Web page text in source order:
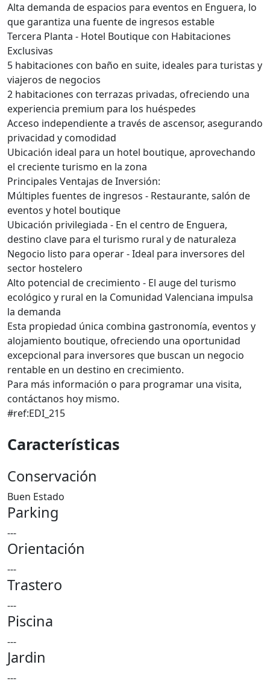
Alta demanda de espacios para eventos en Enguera, lo
que garantiza una fuente de ingresos estable
Tercera Planta - Hotel Boutique con Habitaciones
Exclusivas
5 habitaciones con baño en suite, ideales para turistas y
viajeros de negocios
2 habitaciones con terrazas privadas, ofreciendo una
experiencia premium para los huéspedes
Acceso independiente a través de ascensor, asegurando
privacidad y comodidad
Ubicación ideal para un hotel boutique, aprovechando
el creciente turismo en la zona
Principales Ventajas de Inversión:
Múltiples fuentes de ingresos - Restaurante, salón de
eventos y hotel boutique
Ubicación privilegiada - En el centro de Enguera,
destino clave para el turismo rural y de naturaleza
Negocio listo para operar - Ideal para inversores del
sector hostelero
Alto potencial de crecimiento - El auge del turismo
ecológico y rural en la Comunidad Valenciana impulsa
la demanda
Esta propiedad única combina gastronomía, eventos y
alojamiento boutique, ofreciendo una oportunidad
excepcional para inversores que buscan un negocio
rentable en un destino en crecimiento.
Para más información o para programar una visita,
contáctanos hoy mismo.
#ref:EDI_215
Características
Conservación
Buen Estado
Parking
---
Orientación
---
Trastero
---
Piscina
---
Jardin
---